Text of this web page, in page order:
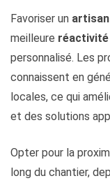
Favoriser un artisan
meilleure réactivité
personnalisé. Les
connaissent en
locales, ce qui
et des solutions
Opter pour la
long du chantier,